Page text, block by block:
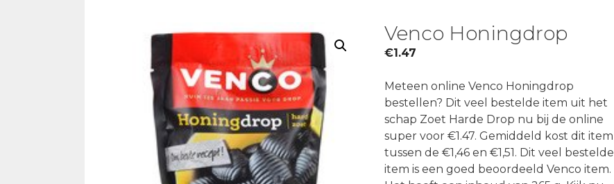
Venco Honingdrop
€1.47
Meteen online Venco Honingdrop
bestellen? Dit veel bestelde item uit het
schap Zoet Harde Drop nu bij de online
super voor €1.47. Gemiddeld kost dit item
tussen de €1,46 en €1,51. Dit veel bestelde
item is een goed beoordeeld Venco item.